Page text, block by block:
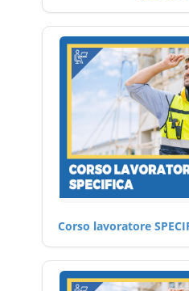
Corso lavoratore